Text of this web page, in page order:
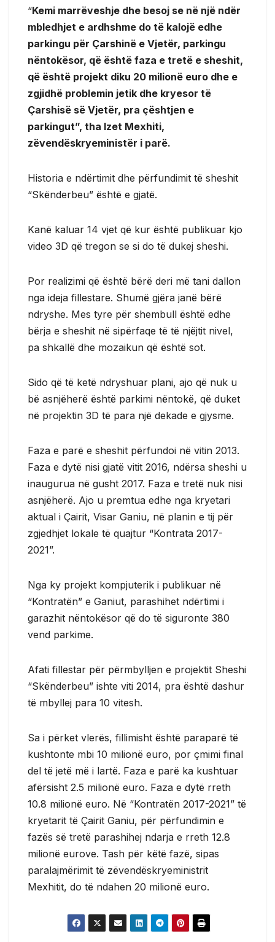
“Kemi marrëveshje dhe besoj se në një ndër
mbledhjet e ardhshme do të kalojë edhe
parkingu për Çarshinë e Vjetër, parkingu
nëntokësor, që është faza e tretë e sheshit,
që është projekt diku 20 milionë euro dhe e
zgjidhë problemin jetik dhe kryesor të
Çarshisë së Vjetër, pra çështjen e
parkingut”, tha Izet Mexhiti,
zëvendëskryeministër i parë.
Historia e ndërtimit dhe përfundimit të sheshit
“Skënderbeu” është e gjatë.
Kanë kaluar 14 vjet që kur është publikuar kjo
video 3D që tregon se si do të dukej sheshi.
Por realizimi që është bërë deri më tani dallon
nga ideja fillestare. Shumë gjëra janë bërë
ndryshe. Mes tyre për shembull është edhe
bërja e sheshit në sipërfaqe të të njëjtit nivel,
pa shkallë dhe mozaikun që është sot.
Sido që të ketë ndryshuar plani, ajo që nuk u
bë asnjëherë është parkimi nëntokë, që duket
në projektin 3D të para një dekade e gjysme.
Faza e parë e sheshit përfundoi në vitin 2013.
Faza e dytë nisi gjatë vitit 2016, ndërsa sheshi u
inaugurua në gusht 2017. Faza e tretë nuk nisi
asnjëherë. Ajo u premtua edhe nga kryetari
aktual i Çairit, Visar Ganiu, në planin e tij për
zgjedhjet lokale të quajtur “Kontrata 2017-
2021”.
Nga ky projekt kompjuterik i publikuar në
“Kontratën” e Ganiut, parashihet ndërtimi i
garazhit nëntokësor që do të siguronte 380
vend parkime.
Afati fillestar për përmbylljen e projektit Sheshi
“Skënderbeu” ishte viti 2014, pra është dashur
të mbyllej para 10 vitesh.
Sa i përket vlerës, fillimisht është paraparë të
kushtonte mbi 10 milionë euro, por çmimi final
del të jetë më i lartë. Faza e parë ka kushtuar
afërsisht 2.5 milionë euro. Faza e dytë rreth
10.8 milionë euro. Në “Kontratën 2017-2021” të
kryetarit të Çairit Ganiu, për përfundimin e
fazës së tretë parashihej ndarja e rreth 12.8
milionë eurove. Tash për këtë fazë, sipas
paralajmërimit të zëvendëskryeministrit
Mexhitit, do të ndahen 20 milionë euro.